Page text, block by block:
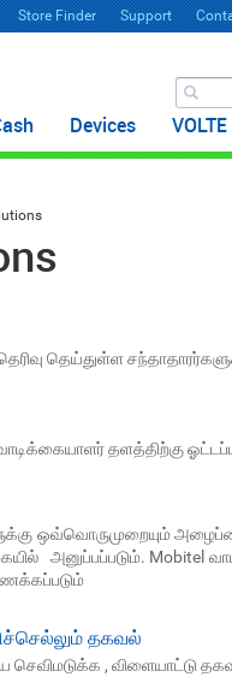
Store Finder Support
Devices VOLTE
தெய்துள்ள
தளத்திற்கு
ஒவ்வொருமுறையும்
அனுப்பப்படும். Mobitel
தகவல்
, விளையாட்டு